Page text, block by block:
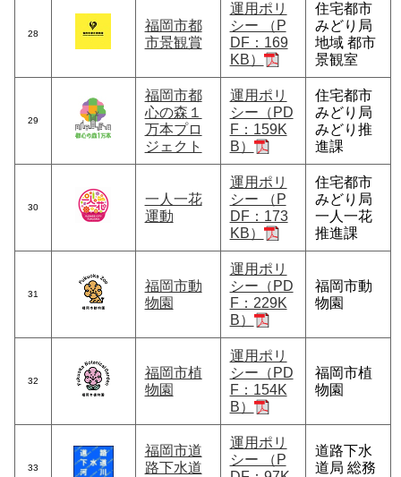
28
福岡市都
市景観賞
運用ポリ
シー （P
DF：169
KB）
住宅都市
みどり局
地域 都市
景観室
29
福岡市都
心の森１
万本プロ
ジェクト
運用ポリ
シー（PD
F：159K
B）
住宅都市
みどり局
みどり推
進課
30
一人一花
運動
運用ポリ
シー （P
DF：173
KB）
住宅都市
みどり局
一人一花
推進課
31
福岡市動
物園
運用ポリ
シー（PD
F：229K
B）
福岡市動
物園
32
福岡市植
物園
運用ポリ
シー（PD
F：154K
B）
福岡市植
物園
33
福岡市道
路下水道
運用ポリ
シー （P
道路下水
道局 総務